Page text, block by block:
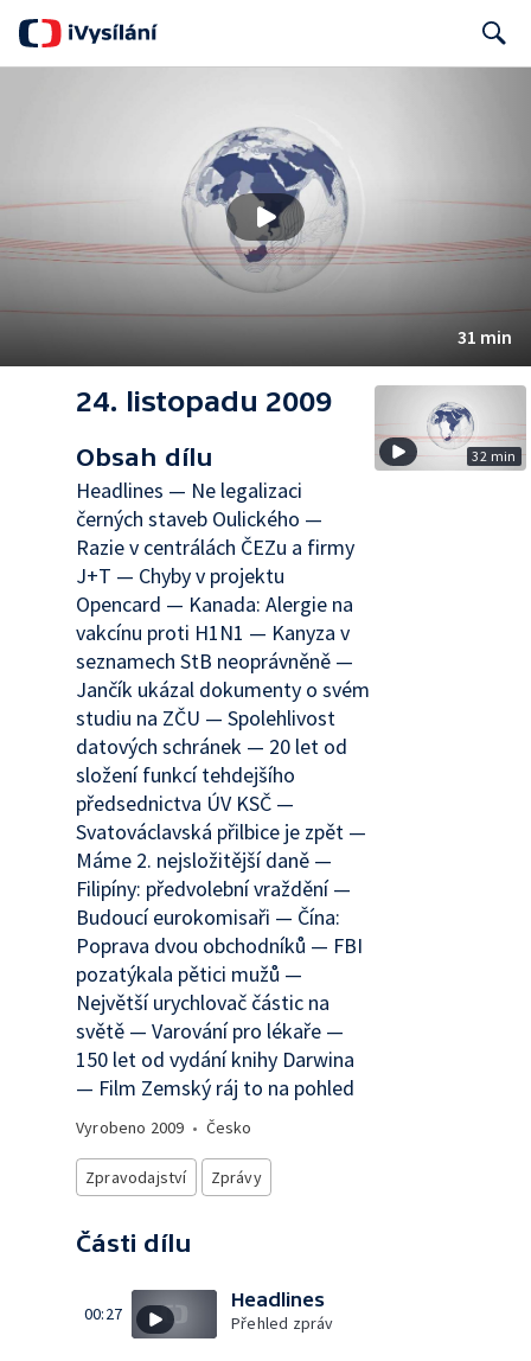
31 min
24. listopadu 2009
Obsah dílu
Headlines — Ne legalizaci
černých staveb Oulického —
Razie v centrálách ČEZu a firmy
J+T — Chyby v projektu
Opencard — Kanada: Alergie na
vakcínu proti H1N1 — Kanyza v
seznamech StB neoprávněně —
Jančík ukázal dokumenty o svém
studiu na ZČU — Spolehlivost
datových schránek — 20 let od
složení funkcí tehdejšího
předsednictva ÚV KSČ —
Svatováclavská přilbice je zpět —
Máme 2. nejsložitější daně —
Filipíny: předvolební vraždění —
Budoucí eurokomisaři — Čína:
Poprava dvou obchodníků — FBI
pozatýkala pětici mužů —
Největší urychlovač částic na
světě — Varování pro lékaře —
150 let od vydání knihy Darwina
— Film Zemský ráj to na pohled
Vyrobeno 2009 • Česko
Zpravodajství Zprávy
Části dílu
00:27
Headlines
Přehled zpráv
32 min